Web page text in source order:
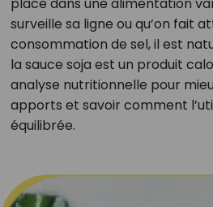
surveille sa ligne ou qu’on fait
consommation de sel, il est
la sauce soja est un produit
analyse nutritionnelle pour
apports et savoir comment
équilibrée.